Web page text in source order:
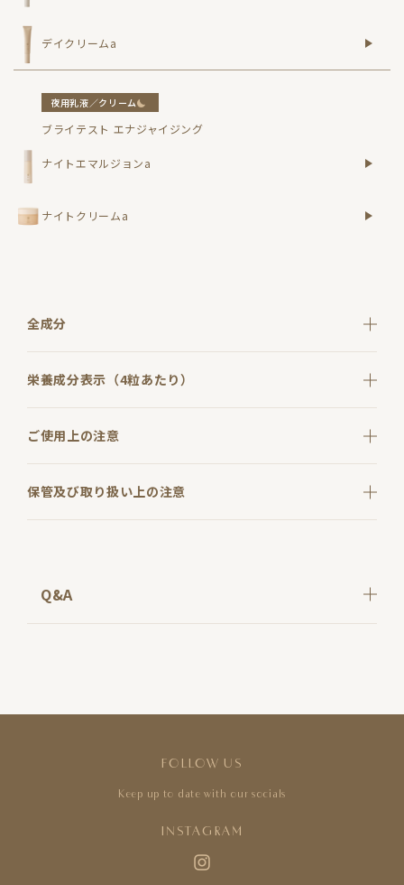
デイクリームa
夜用乳液／クリーム
ブライテスト エナジャイジング
ナイトエマルジョンa
ナイトクリームa
全成分
栄養成分表示（4粒あたり）
ご使用上の注意
保管及び取り扱い上の注意
Q&A
FOLLOW US
Keep up to date with our socials
INSTAGRAM